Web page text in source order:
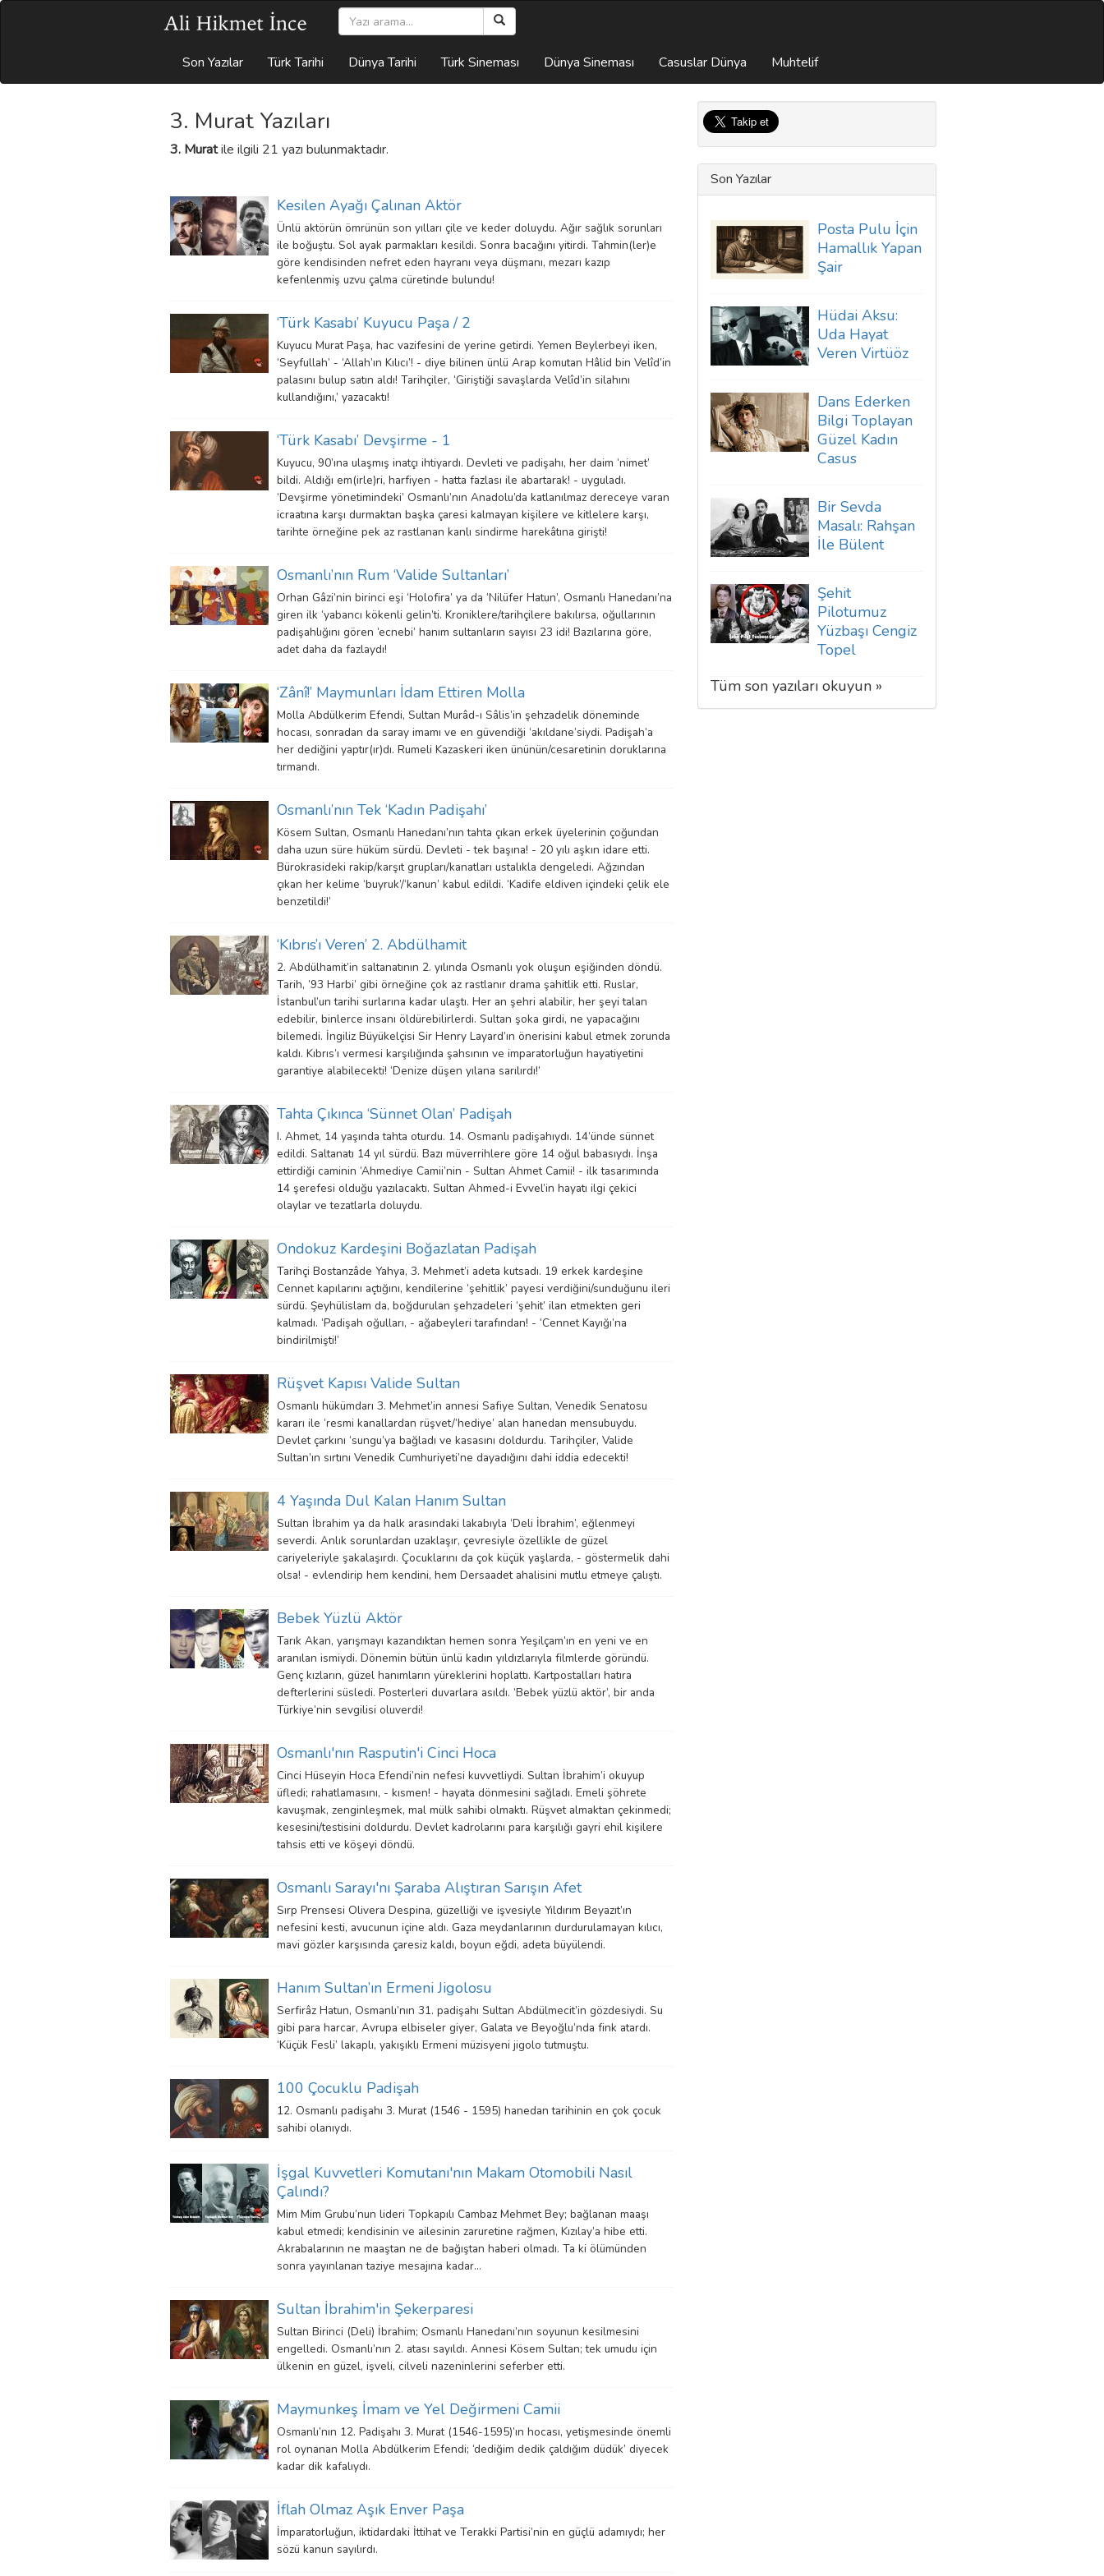
Son Yazılar Türk Tarihi Dünya Tarihi Türk Sineması Dünya Sineması Casuslar Dünya Muhtelif
3. Murat Yazıları
3. Muratile ilgili 21 yazı bulunmaktadır.
Kesilen Ayağı Çalınan Aktör
Ünlü aktörün ömrünün son yılları çile ve keder doluydu. Ağır sağlık sorunları
ile boğuştu. Sol ayak parmakları kesildi. Sonra bacağını yitirdi. Tahmin(ler)e
göre kendisinden nefret eden hayranı veya düşmanı, mezarı kazıp
kefenlenmiş uzvu çalma cüretinde bulundu!
‘Türk Kasabı’ Kuyucu Paşa / 2
Kuyucu Murat Paşa, hac vazifesini de yerine getirdi. Yemen Beylerbeyi iken,
‘Seyfullah’ - ‘Allah’ın Kılıcı’! - diye bilinen ünlü Arap komutan Hâlid bin Velîd’in
palasını bulup satın aldı! Tarihçiler, ‘Giriştiği savaşlarda Velîd’in silahını
kullandığını,’ yazacaktı!
‘Türk Kasabı’ Devşirme - 1
Kuyucu, 90’ına ulaşmış inatçı ihtiyardı. Devleti ve padişahı, her daim ‘nimet’
bildi. Aldığı em(irle)ri, harfiyen - hatta fazlası ile abartarak! - uyguladı.
‘Devşirme yönetimindeki’ Osmanlı’nın Anadolu’da katlanılmaz dereceye varan
icraatına karşı durmaktan başka çaresi kalmayan kişilere ve kitlelere karşı,
tarihte örneğine pek az rastlanan kanlı sindirme harekâtına girişti!
Osmanlı’nın Rum ‘Valide Sultanları’
Orhan Gâzi’nin birinci eşi ‘Holofira’ ya da ‘Nilüfer Hatun’, Osmanlı Hanedanı’na
giren ilk ‘yabancı kökenli gelin’ti. Kroniklere/tarihçilere bakılırsa, oğullarının
padişahlığını gören ‘ecnebi’ hanım sultanların sayısı 23 idi! Bazılarına göre,
adet daha da fazlaydı!
‘Zânî!’ Maymunları İdam Ettiren Molla
Molla Abdülkerim Efendi, Sultan Murâd-ı Sâlis’in şehzadelik döneminde
hocası, sonradan da saray imamı ve en güvendiği ‘akıldane’siydi. Padişah’a
her dediğini yaptır(ır)dı. Rumeli Kazaskeri iken ününün/cesaretinin doruklarına
tırmandı.
Osmanlı’nın Tek ‘Kadın Padişahı’
Kösem Sultan, Osmanlı Hanedanı’nın tahta çıkan erkek üyelerinin çoğundan
daha uzun süre hüküm sürdü. Devleti - tek başına! - 20 yılı aşkın idare etti.
Bürokrasideki rakip/karşıt grupları/kanatları ustalıkla dengeledi. Ağzından
çıkan her kelime ‘buyruk’/‘kanun’ kabul edildi. ‘Kadife eldiven içindeki çelik ele
benzetildi!’
‘Kıbrıs’ı Veren’ 2. Abdülhamit
2. Abdülhamit’in saltanatının 2. yılında Osmanlı yok oluşun eşiğinden döndü.
Tarih, ’93 Harbi’ gibi örneğine çok az rastlanır drama şahitlik etti. Ruslar,
İstanbul’un tarihi surlarına kadar ulaştı. Her an şehri alabilir, her şeyi talan
edebilir, binlerce insanı öldürebilirlerdi. Sultan şoka girdi, ne yapacağını
bilemedi. İngiliz Büyükelçisi Sir Henry Layard’ın önerisini kabul etmek zorunda
kaldı. Kıbrıs’ı vermesi karşılığında şahsının ve imparatorluğun hayatiyetini
garantiye alabilecekti! ‘Denize düşen yılana sarılırdı!’
Tahta Çıkınca ‘Sünnet Olan’ Padişah
I. Ahmet, 14 yaşında tahta oturdu. 14. Osmanlı padişahıydı. 14’ünde sünnet
edildi. Saltanatı 14 yıl sürdü. Bazı müverrihlere göre 14 oğul babasıydı. İnşa
ettirdiği caminin ‘Ahmediye Camii’nin - Sultan Ahmet Camii! - ilk tasarımında
14 şerefesi olduğu yazılacaktı. Sultan Ahmed-i Evvel’in hayatı ilgi çekici
olaylar ve tezatlarla doluydu.
Ondokuz Kardeşini Boğazlatan Padişah
Tarihçi Bostanzâde Yahya, 3. Mehmet’i adeta kutsadı. 19 erkek kardeşine
Cennet kapılarını açtığını, kendilerine ‘şehitlik’ payesi verdiğini/sunduğunu ileri
sürdü. Şeyhülislam da, boğdurulan şehzadeleri ‘şehit’ ilan etmekten geri
kalmadı. ‘Padişah oğulları, - ağabeyleri tarafından! - ‘Cennet Kayığı’na
bindirilmişti!’
Rüşvet Kapısı Valide Sultan
Osmanlı hükümdarı 3. Mehmet’in annesi Safiye Sultan, Venedik Senatosu
kararı ile ‘resmi kanallardan rüşvet/‘hediye’ alan hanedan mensubuydu.
Devlet çarkını ‘sungu’ya bağladı ve kasasını doldurdu. Tarihçiler, Valide
Sultan’ın sırtını Venedik Cumhuriyeti’ne dayadığını dahi iddia edecekti!
4 Yaşında Dul Kalan Hanım Sultan
Sultan İbrahim ya da halk arasındaki lakabıyla ‘Deli İbrahim’, eğlenmeyi
severdi. Anlık sorunlardan uzaklaşır, çevresiyle özellikle de güzel
cariyeleriyle şakalaşırdı. Çocuklarını da çok küçük yaşlarda, - göstermelik dahi
olsa! - evlendirip hem kendini, hem Dersaadet ahalisini mutlu etmeye çalıştı.
Bebek Yüzlü Aktör
Tarık Akan, yarışmayı kazandıktan hemen sonra Yeşilçam’ın en yeni ve en
aranılan ismiydi. Dönemin bütün ünlü kadın yıldızlarıyla filmlerde göründü.
Genç kızların, güzel hanımların yüreklerini hoplattı. Kartpostalları hatıra
defterlerini süsledi. Posterleri duvarlara asıldı. ‘Bebek yüzlü aktör’, bir anda
Türkiye’nin sevgilisi oluverdi!
Osmanlı'nın Rasputin'i Cinci Hoca
Cinci Hüseyin Hoca Efendi’nin nefesi kuvvetliydi. Sultan İbrahim’i okuyup
üfledi; rahatlamasını, - kısmen! - hayata dönmesini sağladı. Emeli şöhrete
kavuşmak, zenginleşmek, mal mülk sahibi olmaktı. Rüşvet almaktan çekinmedi;
kesesini/testisini doldurdu. Devlet kadrolarını para karşılığı gayri ehil kişilere
tahsis etti ve köşeyi döndü.
Osmanlı Sarayı'nı Şaraba Alıştıran Sarışın Afet
Sırp Prensesi Olivera Despina, güzelliği ve işvesiyle Yıldırım Beyazıt’ın
nefesini kesti, avucunun içine aldı. Gaza meydanlarının durdurulamayan kılıcı,
mavi gözler karşısında çaresiz kaldı, boyun eğdi, adeta büyülendi.
Hanım Sultan’ın Ermeni Jigolosu
Serfirâz Hatun, Osmanlı’nın 31. padişahı Sultan Abdülmecit’in gözdesiydi. Su
gibi para harcar, Avrupa elbiseler giyer, Galata ve Beyoğlu’nda fink atardı.
‘Küçük Fesli’ lakaplı, yakışıklı Ermeni müzisyeni jigolo tutmuştu.
100 Çocuklu Padişah
12. Osmanlı padişahı 3. Murat (1546 - 1595) hanedan tarihinin en çok çocuk
sahibi olanıydı.
İşgal Kuvvetleri Komutanı'nın Makam Otomobili Nasıl
Çalındı?
Mim Mim Grubu’nun lideri Topkapılı Cambaz Mehmet Bey; bağlanan maaşı
kabul etmedi; kendisinin ve ailesinin zaruretine rağmen, Kızılay’a hibe etti.
Akrabalarının ne maaştan ne de bağıştan haberi olmadı. Ta ki ölümünden
sonra yayınlanan taziye mesajına kadar…
Sultan İbrahim'in Şekerparesi
Sultan Birinci (Deli) İbrahim; Osmanlı Hanedanı’nın soyunun kesilmesini
engelledi. Osmanlı’nın 2. atası sayıldı. Annesi Kösem Sultan; tek umudu için
ülkenin en güzel, işveli, cilveli nazeninlerini seferber etti.
Maymunkeş İmam ve Yel Değirmeni Camii
Osmanlı’nın 12. Padişahı 3. Murat (1546-1595)’ın hocası, yetişmesinde önemli
rol oynanan Molla Abdülkerim Efendi; ‘dediğim dedik çaldığım düdük’ diyecek
kadar dik kafalıydı.
İflah Olmaz Aşık Enver Paşa
İmparatorluğun, iktidardaki İttihat ve Terakki Partisi’nin en güçlü adamıydı; her
sözü kanun sayılırdı.
Son Yazılar
Posta Pulu İçin
Hamallık Yapan
Şair
Hüdai Aksu:
Uda Hayat
Veren Virtüöz
Dans Ederken
Bilgi Toplayan
Güzel Kadın
Casus
Bir Sevda
Masalı: Rahşan
İle Bülent
Şehit
Pilotumuz
Yüzbaşı Cengiz
Topel
Tüm son yazıları okuyun »